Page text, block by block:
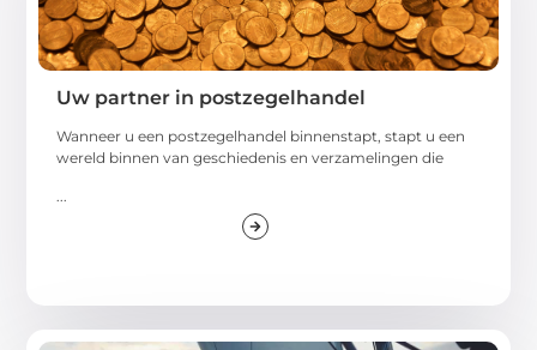
Uw partner in postzegelhandel
Wanneer u een postzegelhandel binnenstapt, stapt u een
wereld binnen van geschiedenis en verzamelingen die